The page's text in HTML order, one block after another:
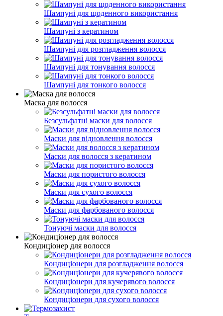
Шампуні для щоденного використання
Шампуні з кератином
Шампуні для розгладження волосся
Шампуні для тонування волосся
Шампуні для тонкого волосся
Маска для волосся
Безсульфатні маски для волосся
Маски для відновлення волосся
Маски для волосся з кератином
Маски для пористого волосся
Маски для сухого волосся
Маски для фарбованого волосся
Тонуючі маски для волосся
Кондиціонер для волосся
Кондиціонери для розгладження волосся
Кондиціонери для кучерявого волосся
Кондиціонери для сухого волосся